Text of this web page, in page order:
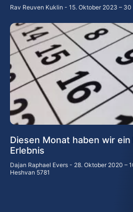
Rav Reuven Kuklin 15. Oktober 2023 –
Diesen Monat haben wir
Erlebnis
Dajan Raphael Evers
28. Oktober 2020 –
Heshvan 5781